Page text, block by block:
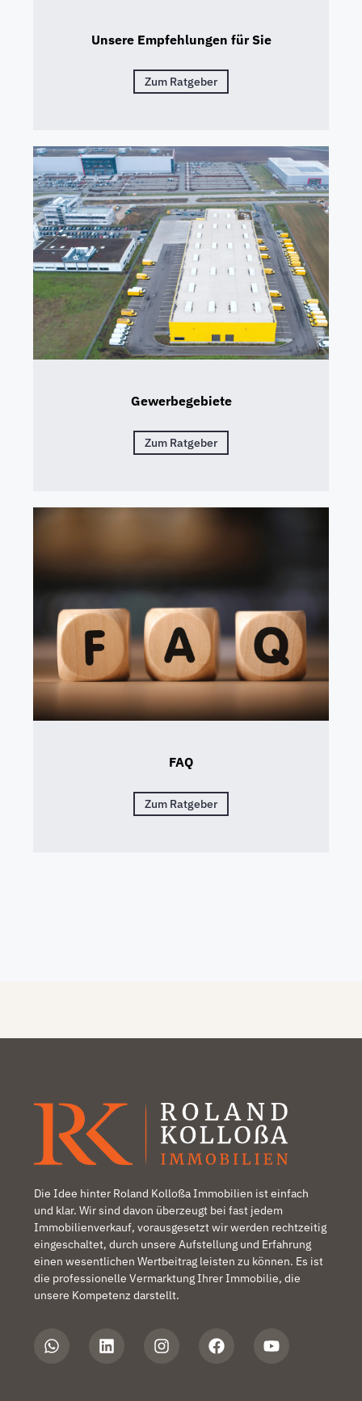
Unsere Empfehlungen für Sie
Zum Ratgeber
Gewerbegebiete
Zum Ratgeber
FAQ
Zum Ratgeber
Die Idee hinter Roland Kolloßa Immobilien ist einfach
und klar. Wir sind davon überzeugt bei fast jedem
Immobilienverkauf, vorausgesetzt wir werden rechtzeitig
eingeschaltet, durch unsere Aufstellung und Erfahrung
einen wesentlichen Wertbeitrag leisten zu können. Es ist
die professionelle Vermarktung Ihrer Immobilie, die
unsere Kompetenz darstellt.